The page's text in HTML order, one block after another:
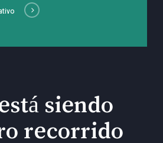
siendo
recorrido